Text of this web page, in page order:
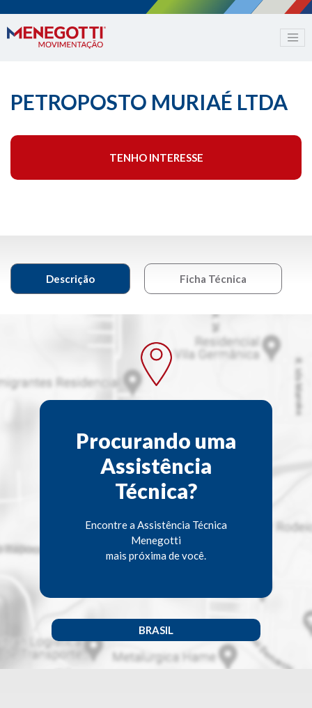
PETROPOSTO MURIAÉ LTDA
TENHO INTERESSE
Descrição Ficha Técnica
Procurando uma
Assistência
Técnica?
Encontre a Assistência Técnica
Menegotti
mais próxima de você.
BRASIL